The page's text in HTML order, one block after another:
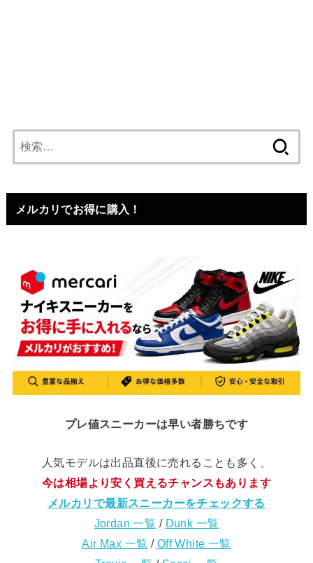
索:
メルカリでお得に購入！
プレ値スニーカーは早い者勝ちです
人気モデルは出品直後に売れることも多く、
今は相場より安く買えるチャンスもあります
メルカリで最新スニーカーをチェックする
Jordan 一覧 / Dunk 一覧
Air Max 一覧 / Off White 一覧